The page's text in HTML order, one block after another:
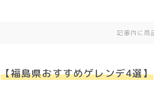
記事内に商
【福島県おすすめゲレンデ4選】